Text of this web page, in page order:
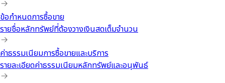
ข้อกำหนดการซื้อขาย
รายชื่อหลักทรัพย์ที่ต้องวางเงินสดเต็มจำนวน
ค่าธรรมเนียมการซื้อขายและบริการ
รายละเอียดค่าธรรมเนียมหลักทรัพย์และอนุพันธ์